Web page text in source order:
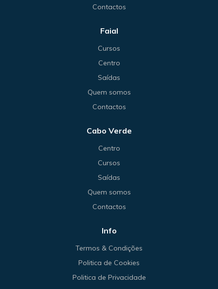
Contactos
Faial
Cursos
Centro
Saídas
Quem somos
Contactos
Cabo Verde
Centro
Cursos
Saídas
Quem somos
Contactos
Info
Termos & Condições
Politica de Cookies
Politica de Privacidade